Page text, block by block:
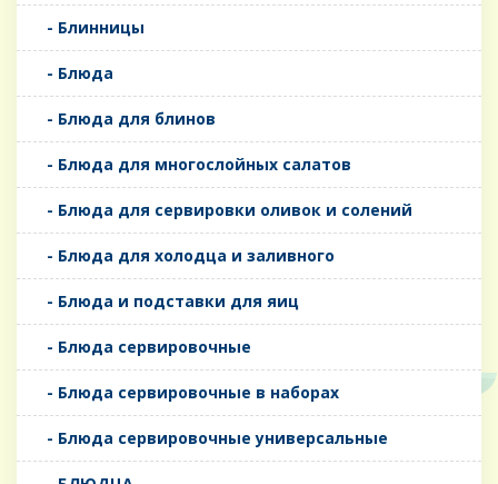
- Блинницы
- Блюда
- Блюда для блинов
- Блюда для многослойных салатов
- Блюда для сервировки оливок и солений
- Блюда для холодца и заливного
- Блюда и подставки для яиц
- Блюда сервировочные
- Блюда сервировочные в наборах
- Блюда сервировочные универсальные